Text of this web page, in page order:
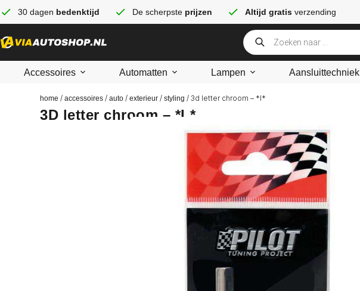
30 dagen bedenktijd De scherpste prijzen Altijd gratis verzending
Accessoires Automatten Lampen Aansluittechniek
home /accessoires /auto /exterieur /styling / 3d letter chroom – *l*
3D letter chroom – *L*